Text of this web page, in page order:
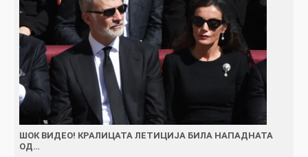
ШОК ВИДЕО! КРАЛИЦАТА ЛЕТИЦИЈА БИЛА НАПАДНАТА
ОД…